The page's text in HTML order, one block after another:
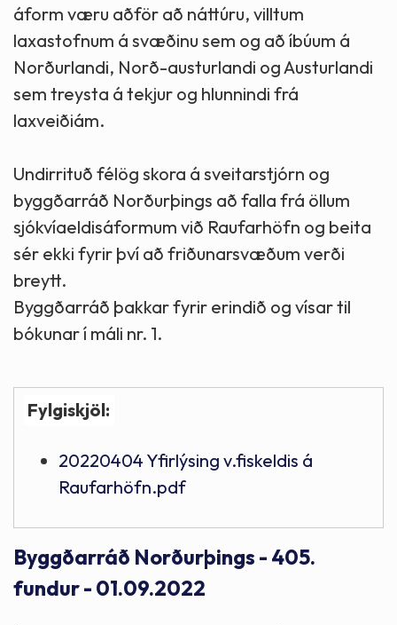
áform væru aðför að náttúru, villtum
laxastofnum á svæðinu sem og að íbúum á
Norðurlandi, Norð-austurlandi og Austurlandi
sem treysta á tekjur og hlunnindi frá
laxveiðiám.
Undirrituð félög skora á sveitarstjórn og
byggðarráð Norðurþings að falla frá öllum
sjókvíaeldisáformum við Raufarhöfn og beita
sér ekki fyrir því að friðunarsvæðum verði
breytt.
Byggðarráð þakkar fyrir erindið og vísar til
bókunar í máli nr. 1.
Fylgiskjöl:
20220404 Yfirlýsing v.fiskeldis á
Raufarhöfn.pdf
Byggðarráð Norðurþings - 405.
fundur - 01.09.2022